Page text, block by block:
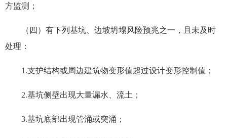
方监测；
（四）有下列基坑、边坡坍塌风险预兆之一，且未及时
处理：
1.支护结构或周边建筑物变形值超过设计变形控制值；
2.基坑侧壁出现大量漏水、流土；
3.基坑底部出现管涌或突涌；